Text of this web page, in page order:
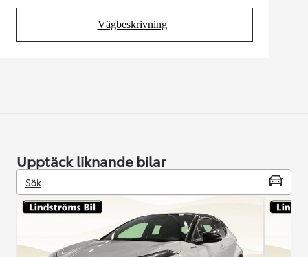
Vägbeskrivning
(Opens in new tab)
Upptäck liknande bilar
Sök